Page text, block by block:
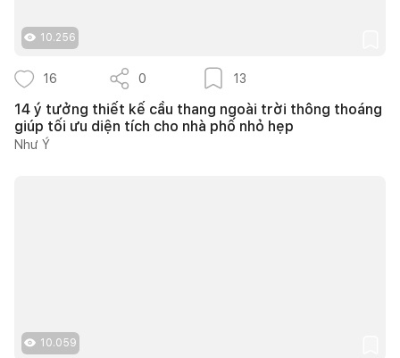
10.256
16 0 13
14 ý tưởng thiết kế cầu thang ngoài trời thông thoáng
giúp tối ưu diện tích cho nhà phố nhỏ hẹp
Như Ý
10.059